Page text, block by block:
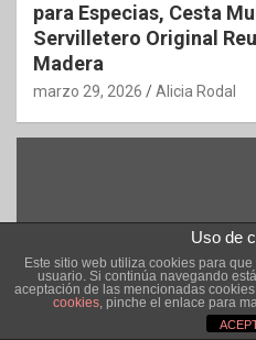
para Especias, Cesta
Servilletero Original
Madera
marzo 29, 2026 Alicia Rodal
Uso de
Este sitio web utiliza cookies para
usuario. Si continúa navegando
aceptación de las mencionadas
cookies, pinche el enlace para